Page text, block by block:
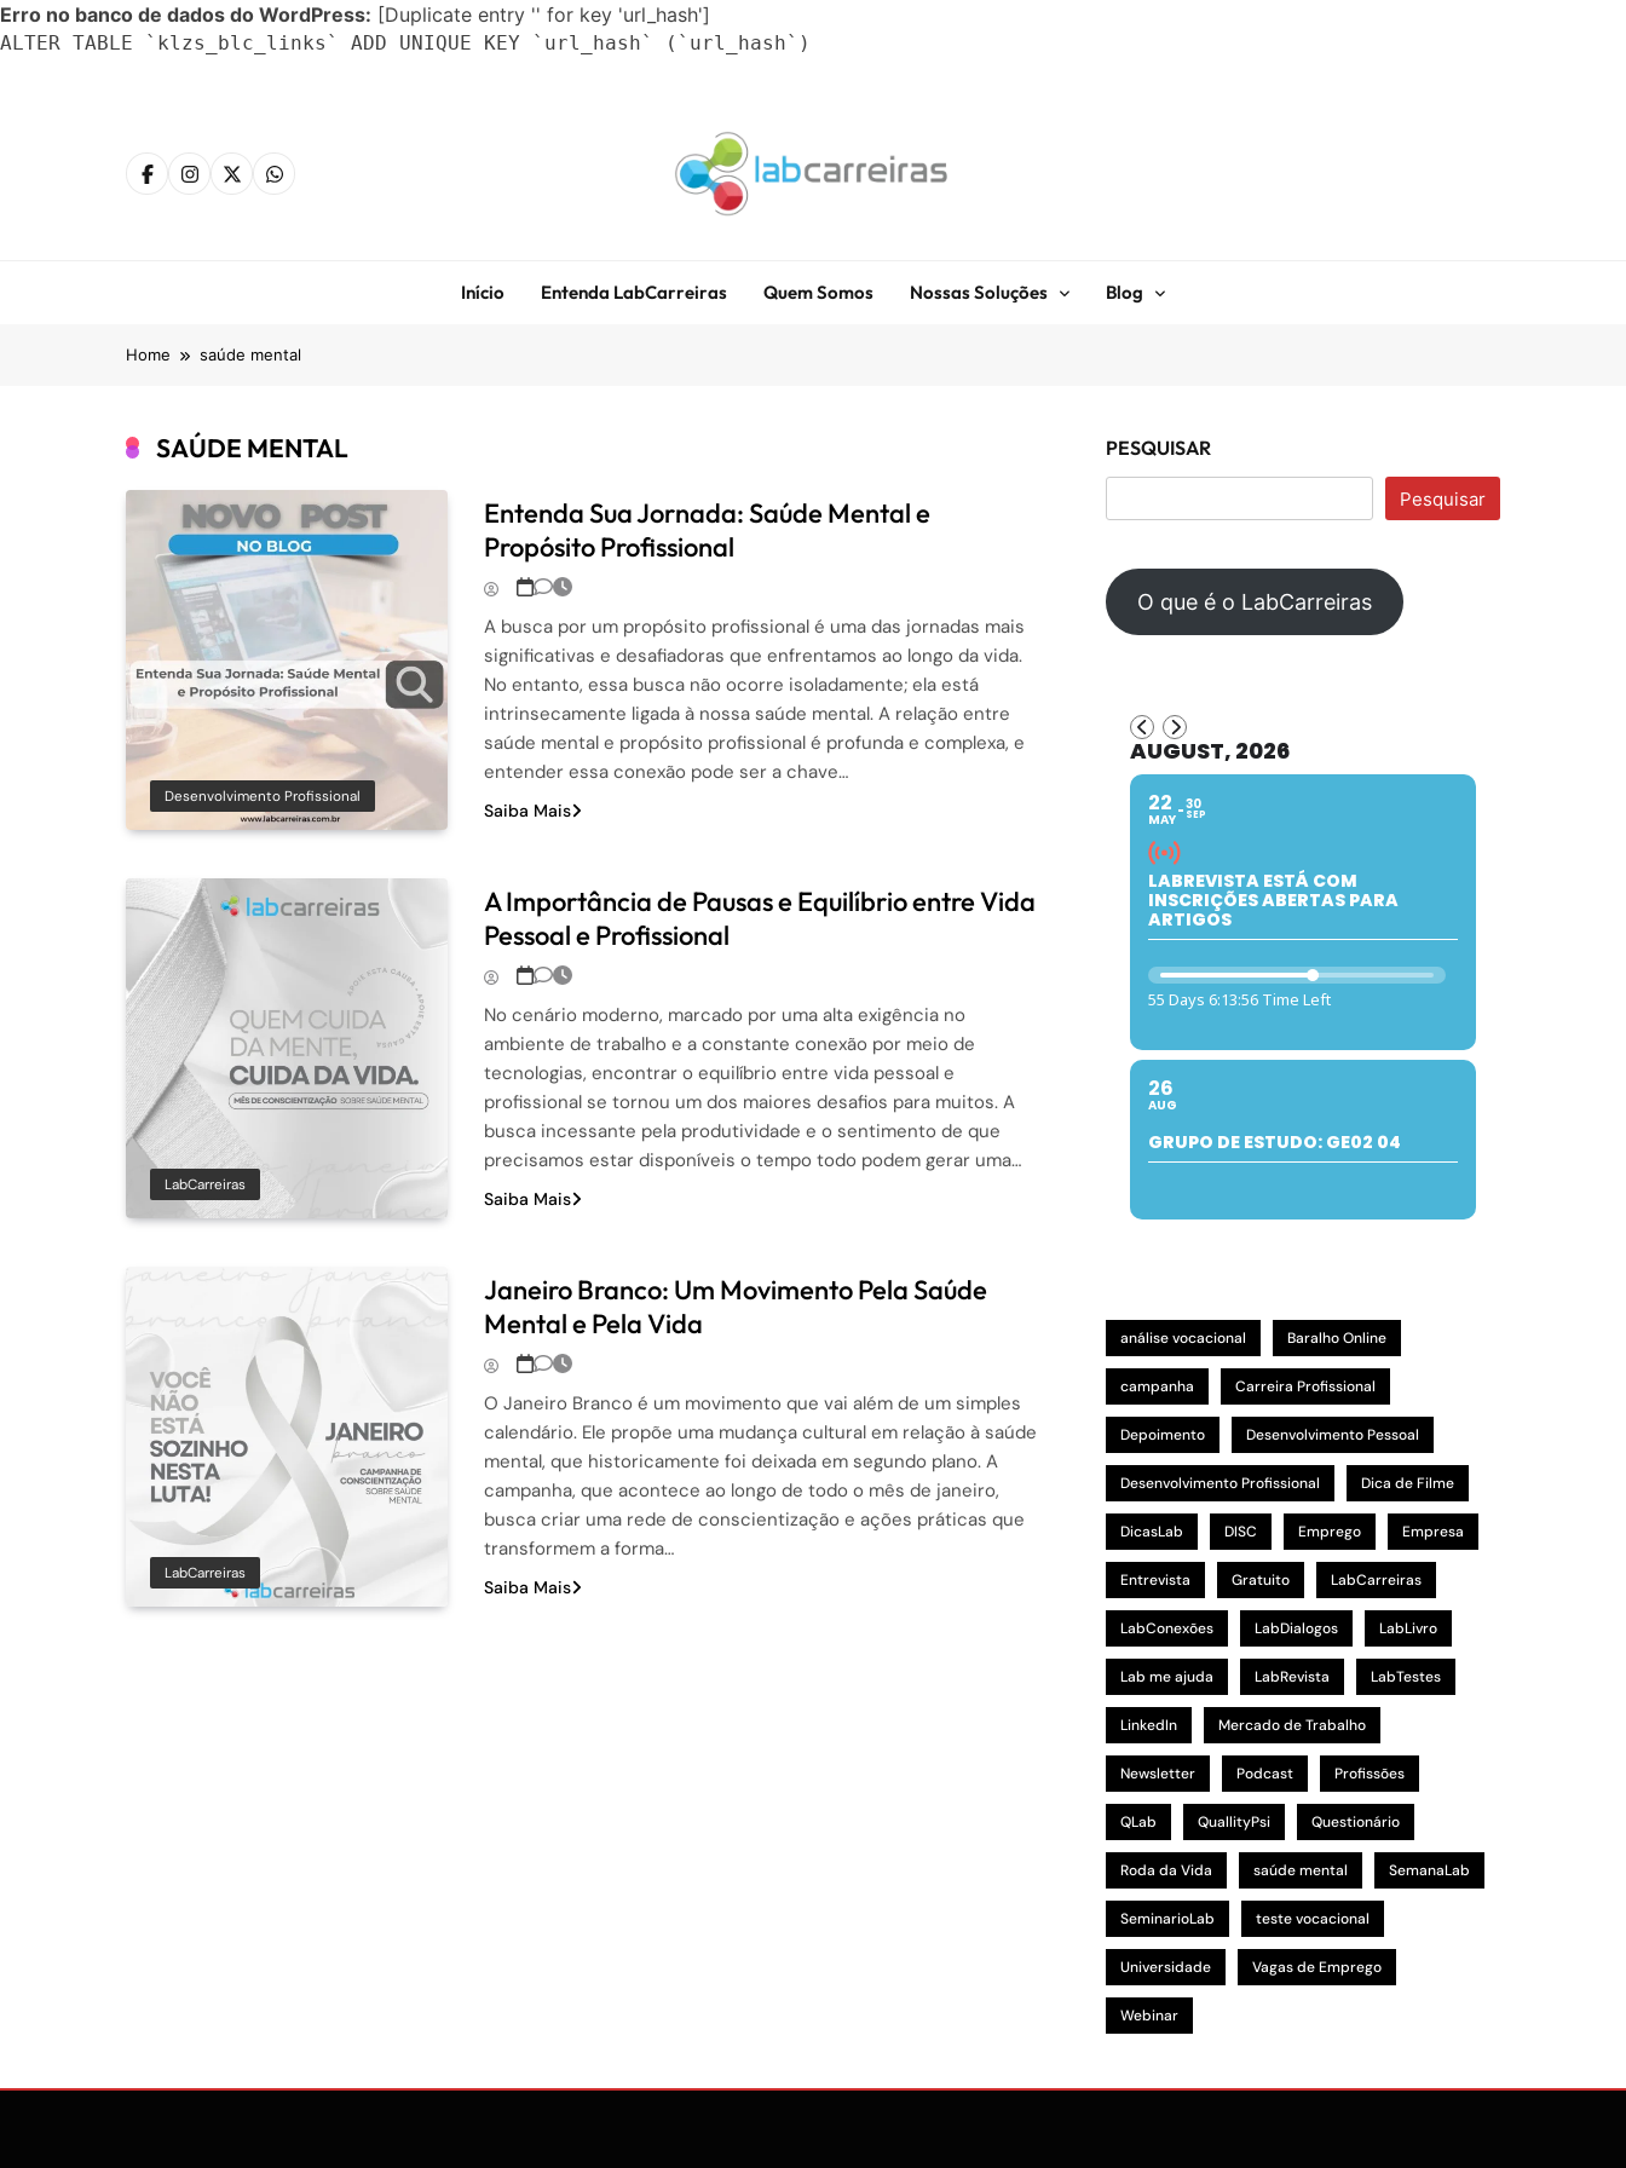
Erro no banco de dados do WordPress: [Duplicate entry '' for key 'url_hash']
ALTER TABLE `klzs_blc_links` ADD UNIQUE KEY `url_hash` (`url_hash`)
Início Entenda LabCarreiras Quem Somos Nossas Soluções Blog
Home saúde mental
SAÚDE MENTAL
Desenvolvimento Profissional
Entenda Sua Jornada: Saúde Mental e
Propósito Profissional
A busca por um propósito profissional é uma das jornadas mais
significativas e desafiadoras que enfrentamos ao longo da vida.
No entanto, essa busca não ocorre isoladamente; ela está
intrinsecamente ligada à nossa saúde mental. A relação entre
saúde mental e propósito profissional é profunda e complexa, e
entender essa conexão pode ser a chave…
Saiba Mais
LabCarreiras
A Importância de Pausas e Equilíbrio entre Vida
Pessoal e Profissional
No cenário moderno, marcado por uma alta exigência no
ambiente de trabalho e a constante conexão por meio de
tecnologias, encontrar o equilíbrio entre vida pessoal e
profissional se tornou um dos maiores desafios para muitos. A
busca incessante pela produtividade e o sentimento de que
precisamos estar disponíveis o tempo todo podem gerar uma…
Saiba Mais
LabCarreiras
Janeiro Branco: Um Movimento Pela Saúde
Mental e Pela Vida
O Janeiro Branco é um movimento que vai além de um simples
calendário. Ele propõe uma mudança cultural em relação à saúde
mental, que historicamente foi deixada em segundo plano. A
campanha, que acontece ao longo de todo o mês de janeiro,
busca criar uma rede de conscientização e ações práticas que
transformem a forma…
Saiba Mais
PESQUISAR
Pesquisar
O que é o LabCarreiras
AUGUST, 2026
22
MAY
30
SEP
LABREVISTA ESTÁ COM
INSCRIÇÕES ABERTAS PARA
ARTIGOS
55 Days 6:13:55 Time Left
26
AUG
GRUPO DE ESTUDO: GE02 04
análise vocacional Baralho Online
campanha Carreira Profissional
Depoimento Desenvolvimento Pessoal
Desenvolvimento Profissional Dica de Filme
DicasLab DISC Emprego Empresa
Entrevista Gratuito LabCarreiras
LabConexões LabDialogos LabLivro
Lab me ajuda LabRevista LabTestes
LinkedIn Mercado de Trabalho
Newsletter Podcast Profissões
QLab QuallityPsi Questionário
Roda da Vida saúde mental SemanaLab
SeminarioLab teste vocacional
Universidade Vagas de Emprego
Webinar